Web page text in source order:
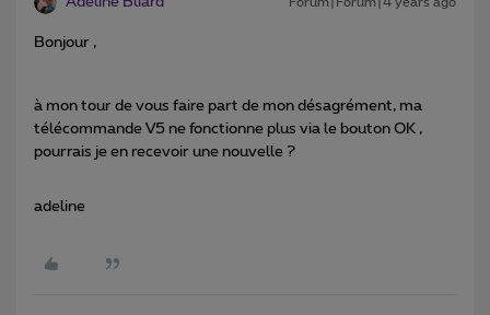
Bonjour ,
à mon tour de vous faire part de mon désagrément, ma
télécommande V5 ne fonctionne plus via le bouton OK ,
pourrais je en recevoir une nouvelle ?
adeline